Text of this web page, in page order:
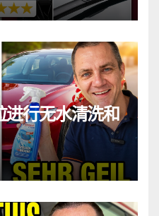
行无水清洗和